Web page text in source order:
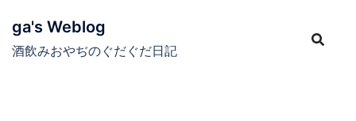
ga's Weblog
酒飲みおやぢのぐだぐだ日記